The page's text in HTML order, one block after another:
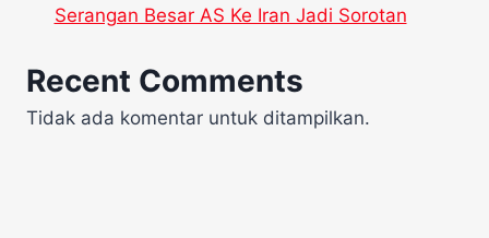
Serangan Besar AS Ke Iran Jadi Sorotan
Recent Comments
Tidak ada komentar untuk ditampilkan.